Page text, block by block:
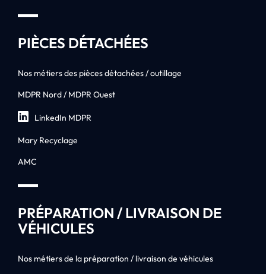
PIÈCES DÉTACHÉES
Nos métiers des pièces détachées / outillage
MDPR Nord / MDPR Ouest
LinkedIn MDPR
Mary Recyclage
AMC
PRÉPARATION / LIVRAISON DE
VÉHICULES
Nos métiers de la préparation / livraison de véhicules